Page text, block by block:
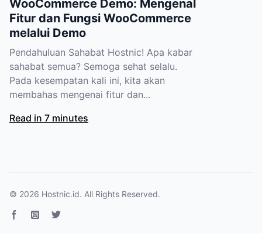
WooCommerce Demo: Mengenal
Fitur dan Fungsi WooCommerce
melalui Demo
Pendahuluan Sahabat Hostnic! Apa kabar
sahabat semua? Semoga sehat selalu.
Pada kesempatan kali ini, kita akan
membahas mengenai fitur dan...
Read in 7 minutes
© 2026 Hostnic.id. All Rights Reserved.